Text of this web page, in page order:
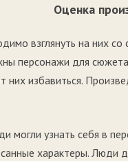
Оценка
взглянуть на них
персонажи для
них избавиться.
узнать себя в
характеры. Люди